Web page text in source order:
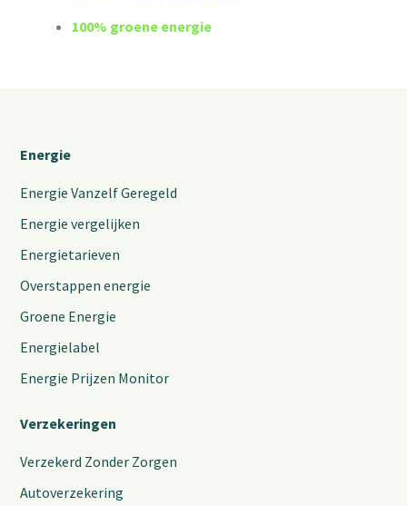
100% groene energie
Energie
Energie Vanzelf Geregeld
Energie vergelijken
Energietarieven
Overstappen energie
Groene Energie
Energielabel
Energie Prijzen Monitor
Verzekeringen
Verzekerd Zonder Zorgen
Autoverzekering